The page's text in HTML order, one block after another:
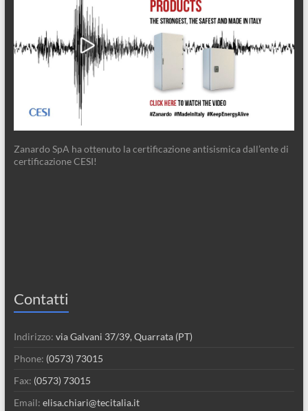
Zanardo SpA ha ottenuto la certificazione antisismica dall’ente di
certificazione CESI!
Contatti
Indirizzo: via Galvani 37/39, Quarrata (PT)
Phone: (0573) 73015
Fax: (0573) 73015
Email: elisa.chiari@tecitalia.it